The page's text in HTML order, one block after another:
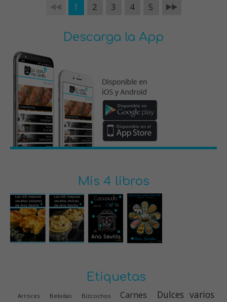
1 2 3 4 5
Descarga la App
Mis 4 libros
Etiquetas
Arroces Bebidas Bizcochos Carnes Dulces varios